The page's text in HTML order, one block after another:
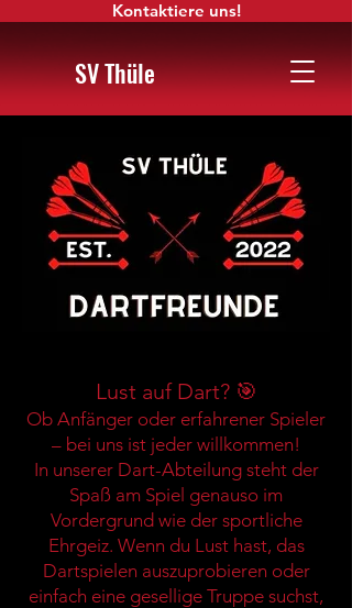
Kontaktiere uns!
SV Thüle
Lust auf Dart? 🎯
Ob Anfänger oder erfahrener Spieler
– bei uns ist jeder willkommen!
In unserer Dart-Abteilung steht der
Spaß am Spiel genauso im
Vordergrund wie der sportliche
Ehrgeiz. Wenn du Lust hast, das
Dartspielen auszuprobieren oder
einfach eine gesellige Truppe suchst,